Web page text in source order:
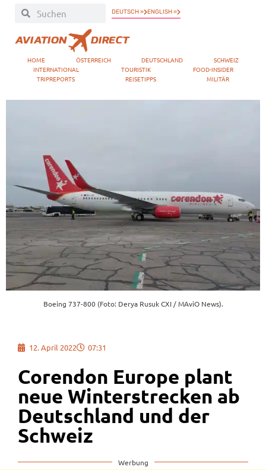
DEUTSCH » ENGLISH »
HOME ÖSTERREICH DEUTSCHLAND
SCHWEIZ
INTERNATIONAL
TOURISTIK
FOOD-INSIDER
TRIPREPORTS
REISETIPPS MILITÄR
Boeing 737-800 (Foto: Derya Rusuk CXI / MAviO News).
12. April 2022 07:31
Corendon Europe plant
neue Winterstrecken ab
Deutschland und der
Schweiz
Werbung